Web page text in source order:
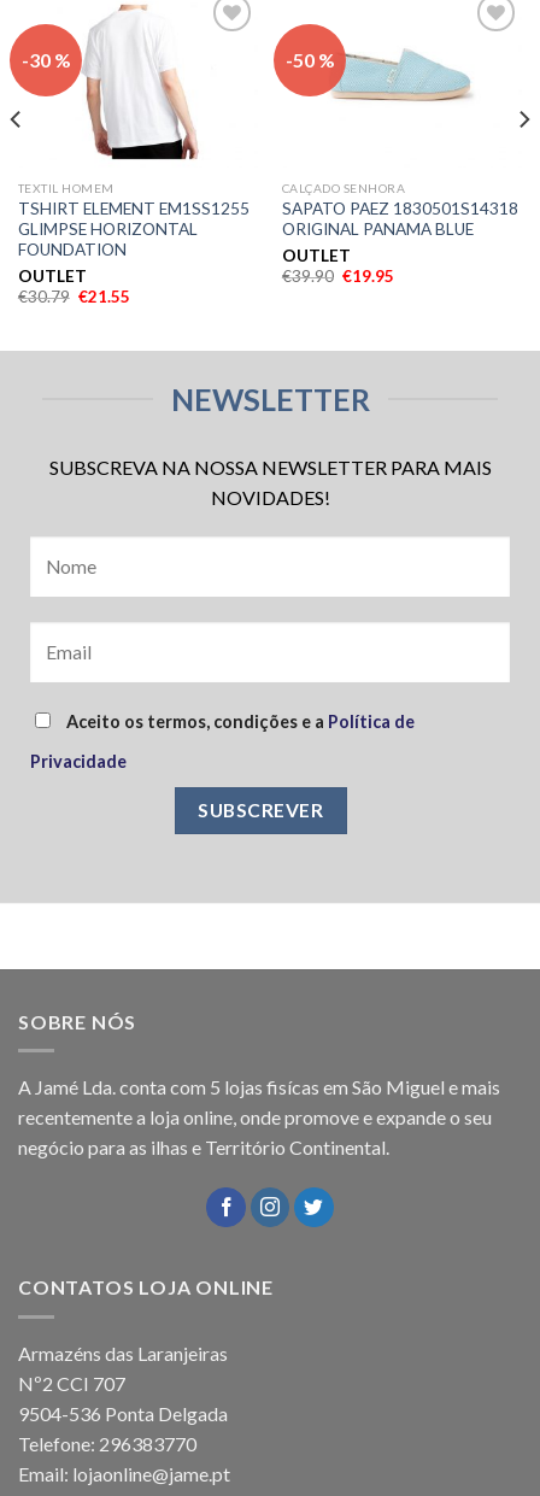
-30 %
TEXTIL HOMEM
TSHIRT ELEMENT EM1SS1255
GLIMPSE HORIZONTAL
FOUNDATION
OUTLET
€30.79 €21.55
-50 %
desejos
CALÇADO SENHORA
SAPATO PAEZ 1830501S14318
ORIGINAL PANAMA BLUE
OUTLET
€39.90 €19.95
NEWSLETTER
SUBSCREVA NA NOSSA NEWSLETTER PARA MAIS
NOVIDADES!
Aceito os termos, condições e a Política de
Privacidade
SOBRE NÓS
A Jamé Lda. conta com 5 lojas fisícas em São Miguel e mais
recentemente a loja online, onde promove e expande o seu
negócio para as ilhas e Território Continental.
CONTATOS LOJA ONLINE
Armazéns das Laranjeiras
Nº2 CCI 707
9504-536 Ponta Delgada
Telefone: 296383770
Email: lojaonline@jame.pt